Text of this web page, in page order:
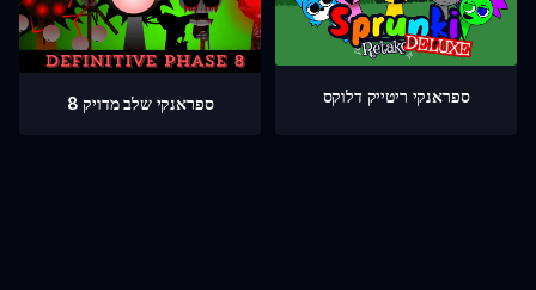
ספראנקי שלב מדויק 8 ספראנקי ריטייק דלוקס